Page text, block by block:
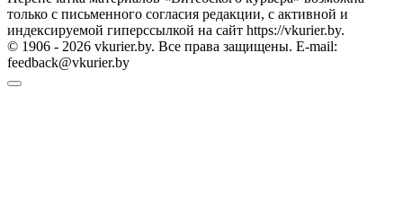
только с письменного согласия редакции, с активной и
индексируемой гиперссылкой на сайт https://vkurier.by.
© 1906 - 2026 vkurier.by. Все права защищены. E-mail:
feedback@vkurier.by